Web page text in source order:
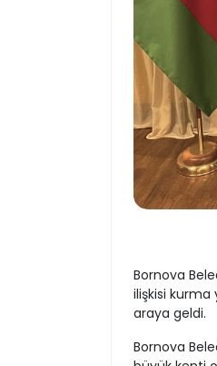
Bornova
ilişkisi kurma
araya geldi.
Bornova